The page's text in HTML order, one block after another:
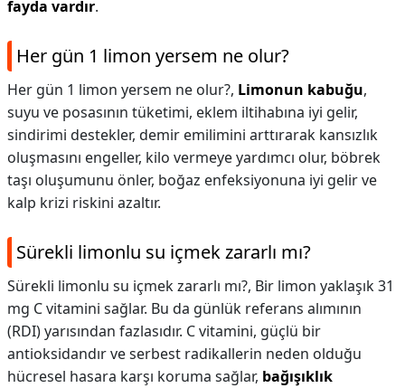
fayda vardır.
Her gün 1 limon yersem ne olur?
Her gün 1 limon yersem ne olur?, Limonun kabuğu,
suyu ve posasının tüketimi, eklem iltihabına iyi gelir,
sindirimi destekler, demir emilimini arttırarak kansızlık
oluşmasını engeller, kilo vermeye yardımcı olur, böbrek
taşı oluşumunu önler, boğaz enfeksiyonuna iyi gelir ve
kalp krizi riskini azaltır.
Sürekli limonlu su içmek zararlı mı?
Sürekli limonlu su içmek zararlı mı?, Bir limon yaklaşık 31
mg C vitamini sağlar. Bu da günlük referans alımının
(RDI) yarısından fazlasıdır. C vitamini, güçlü bir
antioksidandır ve serbest radikallerin neden olduğu
hücresel hasara karşı koruma sağlar, bağışıklık